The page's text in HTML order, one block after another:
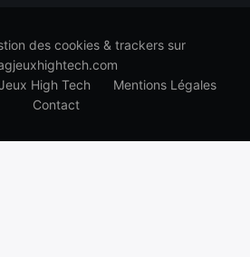
des cookies & trackers sur
High Tech
Mentions Légales
Contact